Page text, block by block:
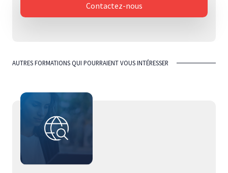
Contactez-nous
AUTRES FORMATIONS QUI POURRAIENT VOUS INTÉRESSER